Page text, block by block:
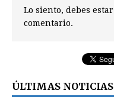
Lo siento, debes estar
comentario.
ÚLTIMAS NOTICIAS